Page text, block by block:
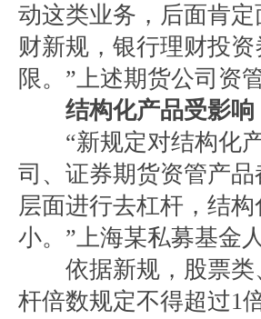
动这类业务，后面肯
财新规，银行理财投
限。”上述期货公司资
结构化产品受影响
“新规定对结构化产
司、证券期货资管产
层面进行去杠杆，结
小。”上海某私募基金
依据新规，股票类
杆倍数规定不得超过1